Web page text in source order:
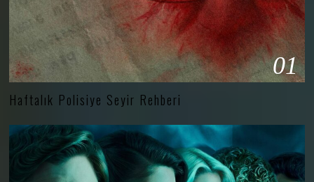
01
Haftalık Polisiye Seyir Rehberi